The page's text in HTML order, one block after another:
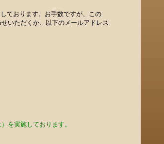
ております。お手数ですが、この
いただくか、以下のメールアドレス
を実施しております。